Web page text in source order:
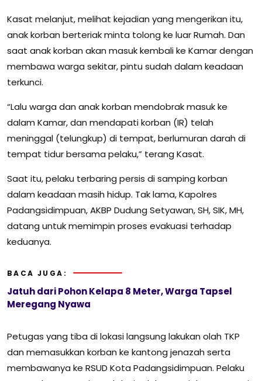
Kasat melanjut, melihat kejadian yang mengerikan itu,
anak korban berteriak minta tolong ke luar Rumah. Dan
saat anak korban akan masuk kembali ke Kamar dengan
membawa warga sekitar, pintu sudah dalam keadaan
terkunci.
“Lalu warga dan anak korban mendobrak masuk ke
dalam Kamar, dan mendapati korban (IR) telah
meninggal (telungkup) di tempat, berlumuran darah di
tempat tidur bersama pelaku,” terang Kasat.
Saat itu, pelaku terbaring persis di samping korban
dalam keadaan masih hidup. Tak lama, Kapolres
Padangsidimpuan, AKBP Dudung Setyawan, SH, SIK, MH,
datang untuk memimpin proses evakuasi terhadap
keduanya.
BACA JUGA:
Jatuh dari Pohon Kelapa 8 Meter, Warga Tapsel
Meregang Nyawa
Petugas yang tiba di lokasi langsung lakukan olah TKP
dan memasukkan korban ke kantong jenazah serta
membawanya ke RSUD Kota Padangsidimpuan. Pelaku